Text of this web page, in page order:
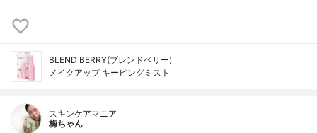
BLEND BERRY(ブレンドベリー)
メイクアップ キーピングミスト
スキンケアマニア
梅ちゃん